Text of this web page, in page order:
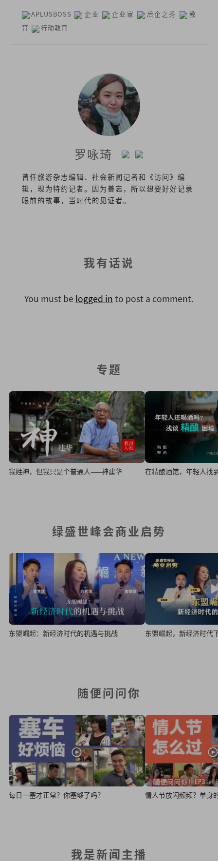
APLUSBOSS 企业 企业家 后企之秀
教
育
行动教育
罗咏琦
曾任旅游杂志编辑、社会新闻记者和《访问》编
辑，现为特约记者。因为善忘，所以想要好好记录
眼前的故事，当时代的见证者。
我有话说
You must be logged in to post a comment.
专题
我姓神，但我只是个普通人——神建华 在精酿酒馆，年轻人找
绿盛世峰会商业启势
东盟崛起：新经济时代的机遇与挑战 东盟崛起，新经济时代
随便问问你
每日一塞才正常？你塞够了吗？ 情人节放闪频频？单
我是新闻主播